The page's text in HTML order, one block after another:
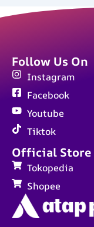
Official Store
Tokopedia
Shopee
Follow Us On
Instagram
Facebook
Youtube
Tiktok